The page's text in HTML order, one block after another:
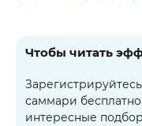
Чтобы читать
саммари
интересные